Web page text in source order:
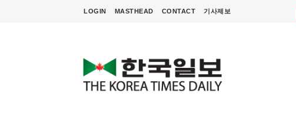
LOGIN MASTHEAD CONTACT 기사제보